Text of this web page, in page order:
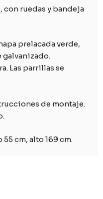
con ruedas y bandeja
prelacada verde,
galvanizado.
Las parrillas se
de montaje.
cm, alto 169 cm.